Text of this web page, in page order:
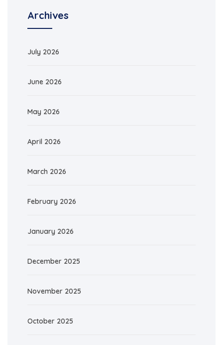
Archives
July 2026
June 2026
May 2026
April 2026
March 2026
February 2026
January 2026
December 2025
November 2025
October 2025